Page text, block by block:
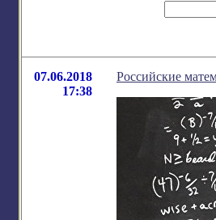
07.06.2018
17:38
Российские